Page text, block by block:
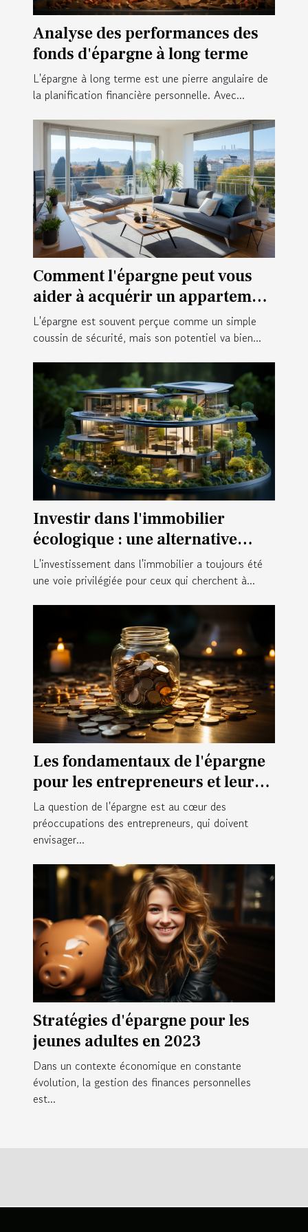
Analyse des performances des
fonds d'épargne à long terme
L'épargne à long terme est une pierre angulaire de
la planification financière personnelle. Avec...
Comment l'épargne peut vous
aider à acquérir un appartement
à Genève
L'épargne est souvent perçue comme un simple
coussin de sécurité, mais son potentiel va bien...
Investir dans l'immobilier
écologique : une alternative
d'épargne durable
L'investissement dans l'immobilier a toujours été
une voie privilégiée pour ceux qui cherchent à...
Les fondamentaux de l'épargne
pour les entrepreneurs et leurs
impacts sur la retraite
La question de l'épargne est au cœur des
préoccupations des entrepreneurs, qui doivent
envisager...
Stratégies d'épargne pour les
jeunes adultes en 2023
Dans un contexte économique en constante
évolution, la gestion des finances personnelles
est...